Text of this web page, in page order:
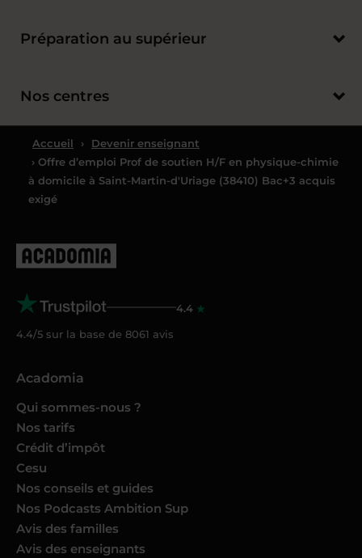
Préparation au supérieur
Nos centres
Accueil ›
Devenir enseignant
› Offre d’emploi Prof de soutien H/F en physique-chimie
à domicile à Saint-Martin-d'Uriage (38410) Bac+3 acquis
exigé
4.4
4.4/5 sur la base de 8061 avis
Acadomia
Qui sommes-nous ?
Nos tarifs
Crédit d’impôt
Cesu
Nos conseils et guides
Nos Podcasts Ambition Sup
Avis des familles
Avis des enseignants